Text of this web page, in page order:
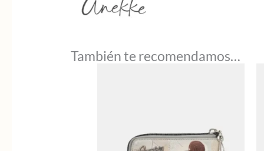
También te recomendamos…